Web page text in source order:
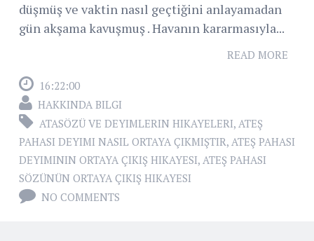
düşmüş ve vaktin nasıl geçtiğini anlayamadan
gün akşama kavuşmuş . Havanın kararmasıyla...
READ MORE
16:22:00
HAKKINDA BILGI
ATASÖZÜ VE DEYIMLERIN HIKAYELERI, ATEŞ
PAHASI DEYIMI NASIL ORTAYA ÇIKMIŞTIR, ATEŞ PAHASI
DEYIMININ ORTAYA ÇIKIŞ HIKAYESI, ATEŞ PAHASI
SÖZÜNÜN ORTAYA ÇIKIŞ HIKAYESI
NO COMMENTS